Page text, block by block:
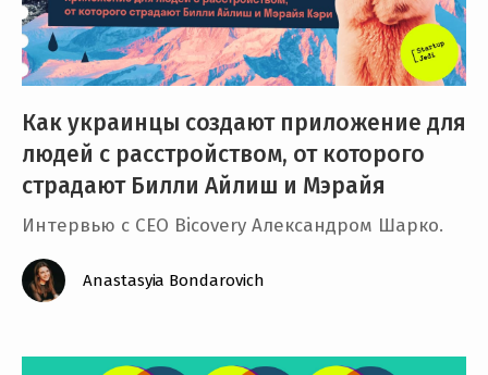
Как украинцы создают приложение для
людей с расстройством, от которого
страдают Билли Айлиш и Мэрайя
Интервью с CEO Bicovery Александром Шарко.
Anastasyia Bondarovich